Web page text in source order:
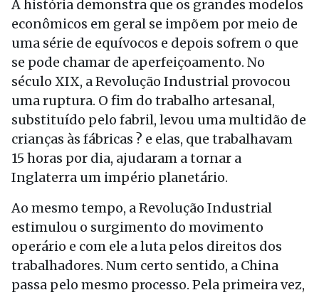
A história demonstra que os grandes modelos
econômicos em geral se impõem por meio de
uma série de equívocos e depois sofrem o que
se pode chamar de aperfeiçoamento. No
século XIX, a Revolução Industrial provocou
uma ruptura. O fim do trabalho artesanal,
substituído pelo fabril, levou uma multidão de
crianças às fábricas ? e elas, que trabalhavam
15 horas por dia, ajudaram a tornar a
Inglaterra um império planetário.
Ao mesmo tempo, a Revolução Industrial
estimulou o surgimento do movimento
operário e com ele a luta pelos direitos dos
trabalhadores. Num certo sentido, a China
passa pelo mesmo processo. Pela primeira vez,